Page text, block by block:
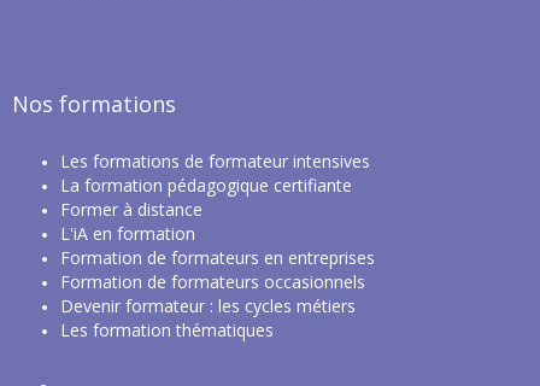
Nos formations
Les formations de formateur intensives
La formation pédagogique certifiante
Former à distance
L'iA en formation
Formation de formateurs en entreprises
Formation de formateurs occasionnels
Devenir formateur : les cycles métiers
Les formation thématiques